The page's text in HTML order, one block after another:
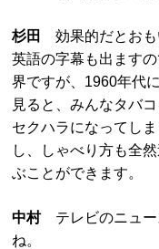
杉田
効果的だとおも
英語の字幕も出ます
界ですが、1960年代
見ると、みんなタバ
セクハラになってし
し、しゃべり方も全
ぶことができます。
中村テレビのニュー
ね。